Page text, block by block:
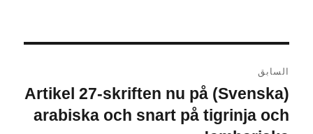
المقالات
السابق
المقالة
السابقة:
(Svenska) Artikel 27-skriften nu på
arabiska och snart på tigrinja och